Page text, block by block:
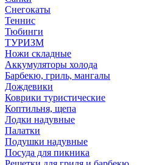
Снегокаты
Теннис
Тюбинги
ТУРИЗМ
Ножи складные
Аккумуляторы холода
Барбекю, гриль, мангалы
Дождевики
Коврики туристические
Коптильня, щепа
Лодки надувные
Палатки
Подушки надувные
Посуда для пикника